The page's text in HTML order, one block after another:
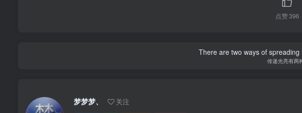
点赞396
There are two ways of
传递光亮有两
梦梦梦、 关注